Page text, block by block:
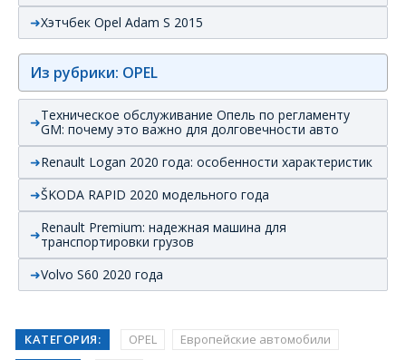
Хэтчбек Opel Adam S 2015
Из рубрики: OPEL
Техническое обслуживание Опель по регламенту
GM: почему это важно для долговечности авто
Renault Logan 2020 года: особенности характеристик
ŠKODA RAPID 2020 модельного года
Renault Premium: надежная машина для
транспортировки грузов
Volvo S60 2020 года
КАТЕГОРИЯ: OPEL
Европейские автомобили